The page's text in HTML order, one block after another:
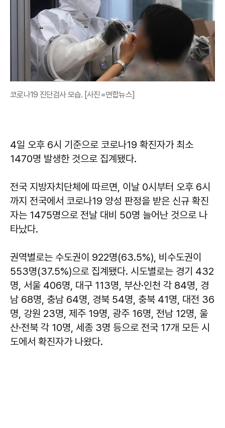
코로나19 진단검사 모습. [사진=연합뉴스]
4일 오후 6시 기준으로 코로나19 확진자가 최소
1470명 발생한 것으로 집계됐다.
전국 지방자치단체에 따르면, 이날 0시부터 오후 6시
까지 전국에서 코로나19 양성 판정을 받은 신규 확진
자는 1475명으로 전날 대비 50명 늘어난 것으로 나
타났다.
권역별로는 수도권이 922명(63.5%), 비수도권이
553명(37.5%)으로 집계됐다. 시도별로는 경기 432
명, 서울 406명, 대구 113명, 부산·인천 각 84명, 경
남 68명, 충남 64명, 경북 54명, 충북 41명, 대전 36
명, 강원 23명, 제주 19명, 광주 16명, 전남 12명, 울
산·전북 각 10명, 세종 3명 등으로 전국 17개 모든 시
도에서 확진자가 나왔다.